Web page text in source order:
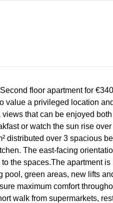
floor apartment for
value a privileged location
that can be enjoyed
or watch the sun rise
distributed over 3 spacious
The east-facing
the spaces.The apartment
green areas, new lifts
maximum comfort
walk from supermarkets,